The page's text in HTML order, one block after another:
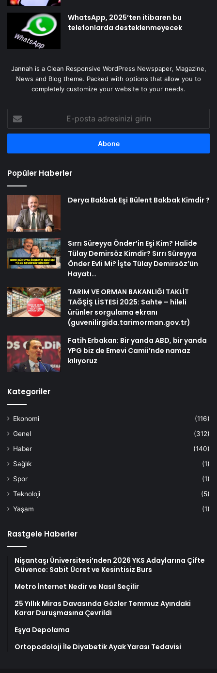
WhatsApp, 2025’ten itibaren bu
telefonlarda desteklenmeyecek
Jannah is a Clean Responsive WordPress Newspaper, Magazine,
News and Blog theme. Packed with options that allow you to
completely customize your website to your needs.
posta
adresinizi
Popüler Haberler
Derya Bakbak Eşi Bülent Bakbak Kimdir ?
Sırrı Süreyya Önder’in Eşi Kim? Halide
Tülay Demirsöz Kimdir? Sırrı Süreyya
Önder Evli Mi? İşte Tülay Demirsöz’ün
Hayatı…
TARIM VE ORMAN BAKANLIĞI TAKLİT
TAĞŞİŞ LİSTESİ 2025: Sahte – hileli
ürünler sorgulama ekranı
(guvenilirgida.tarimorman.gov.tr)
Fatih Erbakan: Bir yanda ABD, bir yanda
YPG biz de Emevi Camii’nde namaz
kılıyoruz
Kategoriler
Ekonomi
(116)
Genel
(312)
Haber
(140)
Sağlık
(1)
Spor
(1)
Teknoloji
(5)
Yaşam
(1)
Rastgele Haberler
Nişantaşı Üniversitesi’nden 2026 YKS Adaylarına Çifte
Güvence: Sabit Ücret ve Kesintisiz Burs
Metro İnternet Nedir ve Nasıl Seçilir
25 Yıllık Miras Davasında Gözler Temmuz Ayındaki
Karar Duruşmasına Çevrildi
Eşya Depolama
Ortopodoloji İle Diyabetik Ayak Yarası Tedavisi